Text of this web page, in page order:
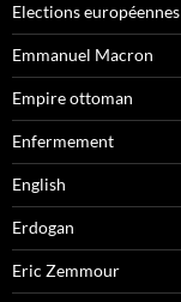
Elections européennes
Emmanuel Macron
Empire ottoman
Enfermement
English
Erdogan
Eric Zemmour